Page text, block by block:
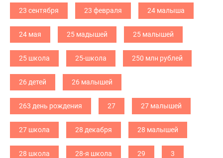
23 сентября 23 февраля 24 малыша
24 мая 25 мадышей 25 малышей
25 школа 25-школа 250 млн рублей
26 детей 26 малышей
263 день рождения 27 27 малышей
27 школа 28 декабря 28 малышей
28 школа 28-я школа 29 3